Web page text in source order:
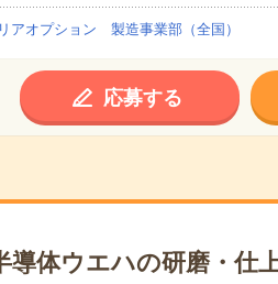
アオプション 製造事業部（全国）
応募する
導体ウエハの研磨・仕